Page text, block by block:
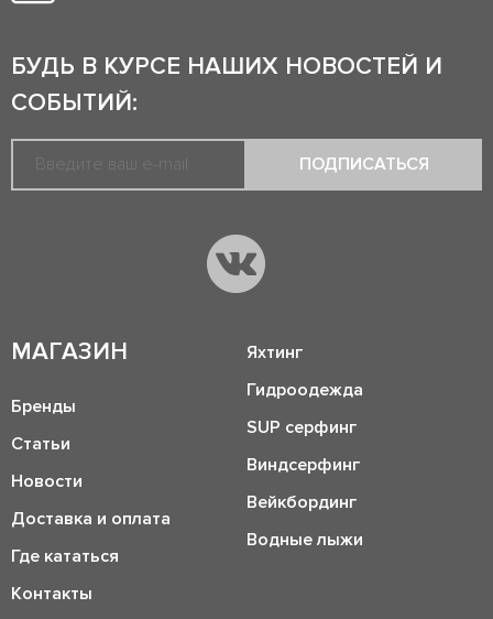
БУДЬ В КУРСЕ НАШИХ НОВОСТЕЙ И
СОБЫТИЙ:
ПОДПИСАТЬСЯ
МАГАЗИН
Бренды
Статьи
Новости
Доставка и оплата
Где кататься
Контакты
Яхтинг
Гидроодежда
SUP серфинг
Виндсерфинг
Вейкбординг
Водные лыжи